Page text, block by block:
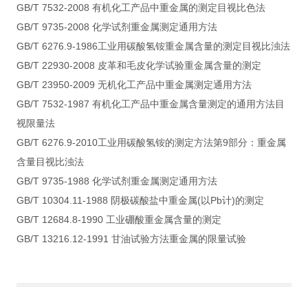
GB/T 7532-2008 有机化工产品中重金属的测定目视比色法
GB/T 9735-2008 化学试剂重金属测定通用方法
GB/T 6276.9-1986工业用碳酸氢铵重金属含量的测定目视比浊法
GB/T 22930-2008 皮革和毛皮化学试验重金属含量的测定
GB/T 23950-2009 无机化工产品中重金属测定通用方法
GB/T 7532-1987 有机化工产品中重金属含量测定的通用方法目
视限量法
GB/T 6276.9-2010工业用碳酸氢铵的测定方法第9部分：重金属
含量目视比浊法
GB/T 9735-1988 化学试剂重金属测定通用方法
GB/T 10304.11-1988 阴极碳酸盐中重金属(以Pb计)的测定
GB/T 12684.8-1990 工业硼酸重金属含量的测定
GB/T 13216.12-1991 甘油试验方法重金属的限量试验